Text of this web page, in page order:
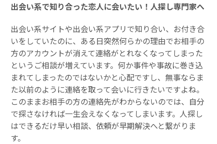
出会い系で知り合った恋人に会いたい！人探し専門家へ
出会い系サイトや出会い系アプリで知り合い、お付き合
いをしていたのに、ある日突然何らかの理由でお相手の
方のアカウントが消えて連絡がとれなくなってしまった
というご相談が増えています。何か事件や事故に巻き込
まれてしまったのではないかと心配ですし、無事ならま
た以前のように連絡を取って会いに行きたいですよね。
このままお相手の方の連絡先がわからないのでは、自分
で探さなければ一生会えなくなってしまいます。人探し
はできるだけ早い相談、依頼が早期解決へと繋がりま
す。